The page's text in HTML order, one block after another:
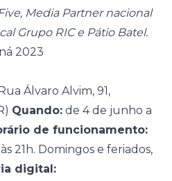
Media Partner nacional
Grupo RIC e Pátio Batel.
2023
Álvaro Alvim, 91,
Quando: de 4 de junho a
de funcionamento:
21h. Domingos e feriados,
digital: